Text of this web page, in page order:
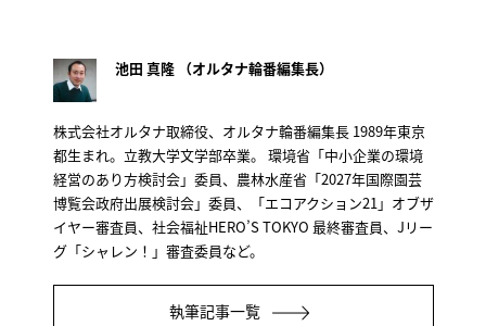
池田 真隆 （オルタナ輪番編集長）
株式会社オルタナ取締役、オルタナ輪番編集長 1989年東京
都生まれ。立教大学文学部卒業。 環境省「中小企業の環境
経営のあり方検討会」委員、農林水産省「2027年国際園芸
博覧会政府出展検討会」委員、「エコアクション21」オブザ
イヤー審査員、社会福祉HERO’S TOKYO 最終審査員、Jリー
グ「シャレン！」審査委員など。
執筆記事一覧